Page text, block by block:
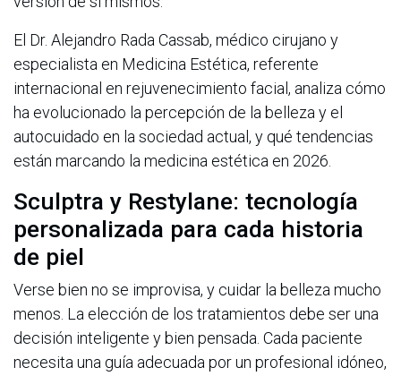
El Dr. Alejandro Rada Cassab, médico cirujano y
especialista en Medicina Estética, referente
internacional en rejuvenecimiento facial, analiza cómo
ha evolucionado la percepción de la belleza y el
autocuidado en la sociedad actual, y qué tendencias
están marcando la medicina estética en 2026.
Sculptra y Restylane: tecnología
personalizada para cada historia
de piel
Verse bien no se improvisa, y cuidar la belleza mucho
menos. La elección de los tratamientos debe ser una
decisión inteligente y bien pensada. Cada paciente
necesita una guía adecuada por un profesional idóneo,